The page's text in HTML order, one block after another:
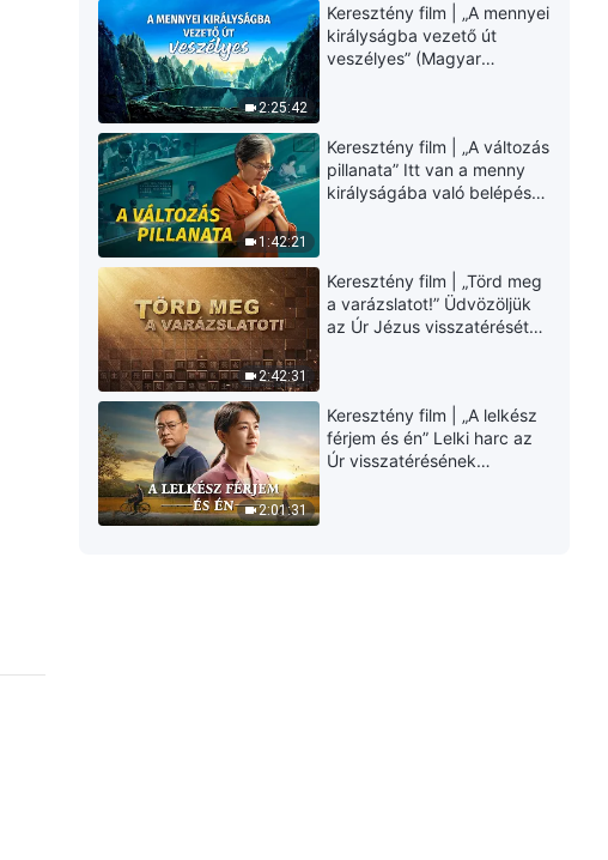
44:26
Keresztény bizonyságtételek,
428. rész: Az aggályok,
amelyek visszatartottak mások
hibáinak leleplezésétől
35:51
Keresztény bizonyságtételek,
426. rész: Mi rejtőzik a
hazugság mögött?
39:26
Keresztény bizonyságtételek,
425. rész: Hogyan volt
segítségemre a felügyelet
elfogadása?
43:15
Keresztény bizonyságtételek,
424. rész: Kiiktatódott a
kisebbségi érzésem
2:25:42
Keresztény film | „A mennyei
királyságba vezető út
veszélyes” (Magyar
1:42:21
Keresztény film | „A változás
pillanata” Itt van a menny
királyságába való belépés
2:42:31
Keresztény film | „Törd meg
a varázslatot!” Üdvözöljük
az Úr Jézus visszatérését
2:01:31
Keresztény film | „A lelkész
férjem és én” Lelki harc az
Úr visszatérésének